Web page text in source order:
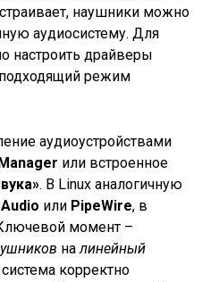
наушники можно
аудиосистему. Для
настроить драйверы
режим
аудиоустройствами
или встроенное
. В Linux аналогичную
или PipeWire, в
момент –
налинейный
корректно